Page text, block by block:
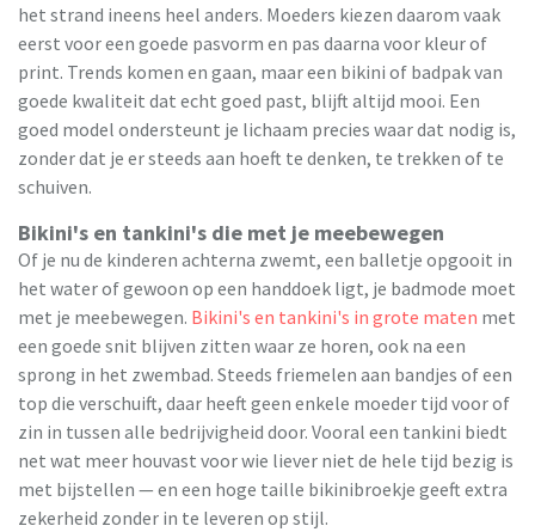
het strand ineens heel anders. Moeders kiezen daarom vaak
eerst voor een goede pasvorm en pas daarna voor kleur of
print. Trends komen en gaan, maar een bikini of badpak van
goede kwaliteit dat echt goed past, blijft altijd mooi. Een
goed model ondersteunt je lichaam precies waar dat nodig is,
zonder dat je er steeds aan hoeft te denken, te trekken of te
schuiven.
Bikini's en tankini's die met je meebewegen
Of je nu de kinderen achterna zwemt, een balletje opgooit in
het water of gewoon op een handdoek ligt, je badmode moet
met je meebewegen. Bikini's en tankini's in grote maten met
een goede snit blijven zitten waar ze horen, ook na een
sprong in het zwembad. Steeds friemelen aan bandjes of een
top die verschuift, daar heeft geen enkele moeder tijd voor of
zin in tussen alle bedrijvigheid door. Vooral een tankini biedt
net wat meer houvast voor wie liever niet de hele tijd bezig is
met bijstellen — en een hoge taille bikinibroekje geeft extra
zekerheid zonder in te leveren op stijl.